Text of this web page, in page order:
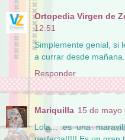
Ortopedia Virgen de
12:51
Simplemente genial, si
a currar desde mañana.
Responder
Mariquilla 15 de mayo
Lola... es una